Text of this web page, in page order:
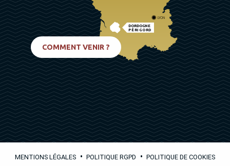
DORDOGNE
PÉRIGORD
LYON
COMMENT VENIR ?
MENTIONS LÉGALES • POLITIQUE RGPD • POLITIQUE DE COOKIES